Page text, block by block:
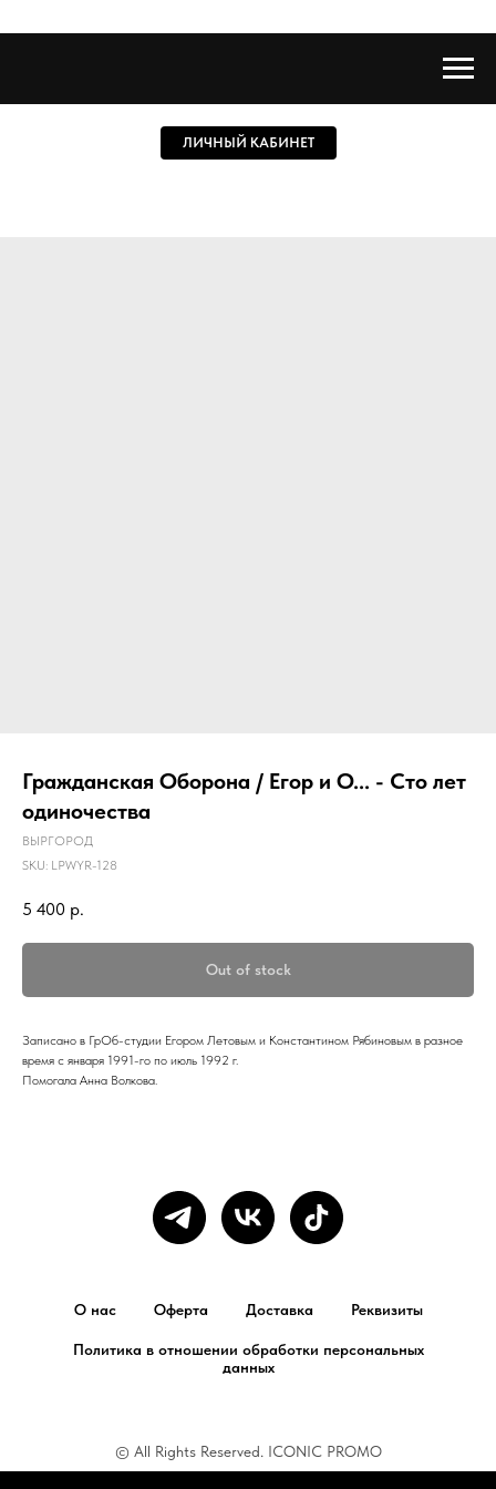
ЛИЧНЫЙ КАБИНЕТ
Гражданская Оборона / Егор и О... - Сто лет
одиночества
ВЫРГОРОД
SKU: LPWYR-128
5 400 р.
Out of stock
Записано в ГрОб-студии Егором Летовым и Константином Рябиновым в разное
время с января 1991-го по июль 1992 г.
Помогала Анна Волкова.
О нас Оферта Доставка Реквизиты
Политика в отношении обработки персональных
данных
© All Rights Reserved. ICONIC PROMO